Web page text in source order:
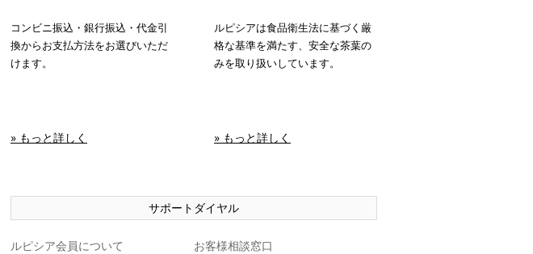
コンビニ振込・銀行振込・代金引
換からお支払方法をお選びいただ
けます。
» もっと詳しく
ルピシアは食品衛生法に基づく厳
格な基準を満たす、安全な茶葉の
みを取り扱いしています。
» もっと詳しく
サポートダイヤル
ルピシア会員について お客様相談窓口